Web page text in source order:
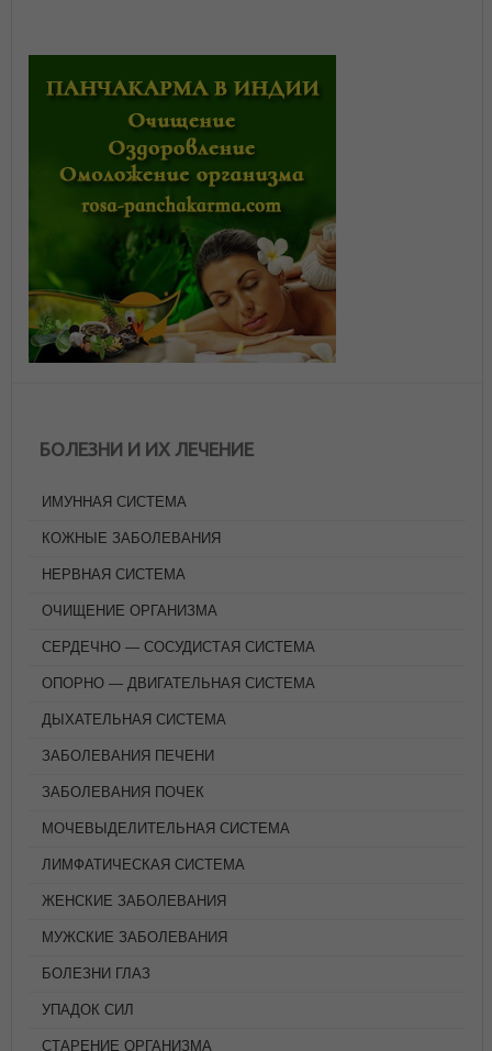
БОЛЕЗНИ И ИХ ЛЕЧЕНИЕ
ИМУННАЯ СИСТЕМА
КОЖНЫЕ ЗАБОЛЕВАНИЯ
НЕРВНАЯ СИСТЕМА
ОЧИЩЕНИЕ ОРГАНИЗМА
СЕРДЕЧНО — СОСУДИСТАЯ СИСТЕМА
ОПОРНО — ДВИГАТЕЛЬНАЯ СИСТЕМА
ДЫХАТЕЛЬНАЯ СИСТЕМА
ЗАБОЛЕВАНИЯ ПЕЧЕНИ
ЗАБОЛЕВАНИЯ ПОЧЕК
МОЧЕВЫДЕЛИТЕЛЬНАЯ СИСТЕМА
ЛИМФАТИЧЕСКАЯ СИСТЕМА
ЖЕНСКИЕ ЗАБОЛЕВАНИЯ
МУЖСКИЕ ЗАБОЛЕВАНИЯ
БОЛЕЗНИ ГЛАЗ
УПАДОК СИЛ
СТАРЕНИЕ ОРГАНИЗМА